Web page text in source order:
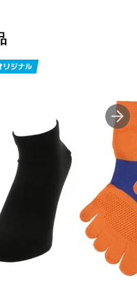
072120039, 072120040